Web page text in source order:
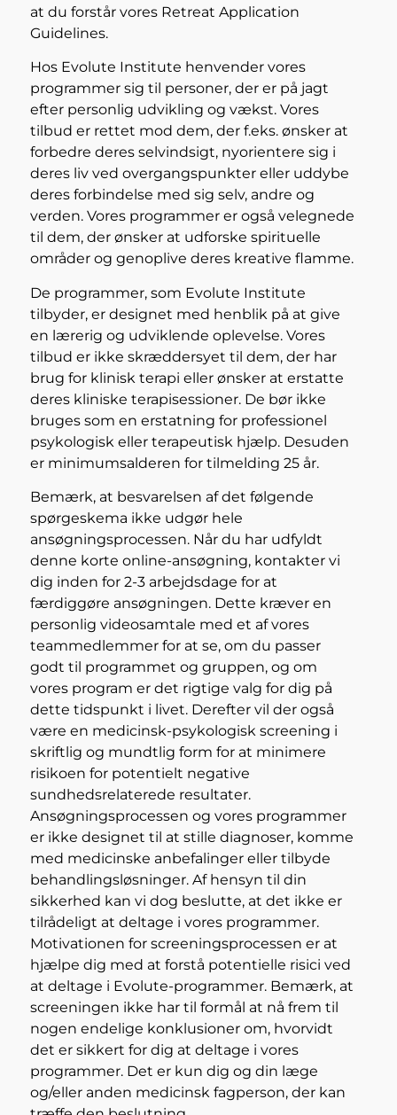
at du forstår vores Retreat Application
Guidelines.
Hos Evolute Institute henvender vores
programmer sig til personer, der er på jagt
efter personlig udvikling og vækst. Vores
tilbud er rettet mod dem, der f.eks. ønsker at
forbedre deres selvindsigt, nyorientere sig i
deres liv ved overgangspunkter eller uddybe
deres forbindelse med sig selv, andre og
verden. Vores programmer er også velegnede
til dem, der ønsker at udforske spirituelle
områder og genoplive deres kreative flamme.
De programmer, som Evolute Institute
tilbyder, er designet med henblik på at give
en lærerig og udviklende oplevelse. Vores
tilbud er ikke skræddersyet til dem, der har
brug for klinisk terapi eller ønsker at erstatte
deres kliniske terapisessioner. De bør ikke
bruges som en erstatning for professionel
psykologisk eller terapeutisk hjælp. Desuden
er minimumsalderen for tilmelding 25 år.
Bemærk, at besvarelsen af det følgende
spørgeskema ikke udgør hele
ansøgningsprocessen. Når du har udfyldt
denne korte online-ansøgning, kontakter vi
dig inden for 2-3 arbejdsdage for at
færdiggøre ansøgningen. Dette kræver en
personlig videosamtale med et af vores
teammedlemmer for at se, om du passer
godt til programmet og gruppen, og om
vores program er det rigtige valg for dig på
dette tidspunkt i livet. Derefter vil der også
være en medicinsk-psykologisk screening i
skriftlig og mundtlig form for at minimere
risikoen for potentielt negative
sundhedsrelaterede resultater.
Ansøgningsprocessen og vores programmer
er ikke designet til at stille diagnoser, komme
med medicinske anbefalinger eller tilbyde
behandlingsløsninger. Af hensyn til din
sikkerhed kan vi dog beslutte, at det ikke er
tilrådeligt at deltage i vores programmer.
Motivationen for screeningsprocessen er at
hjælpe dig med at forstå potentielle risici ved
at deltage i Evolute-programmer. Bemærk, at
screeningen ikke har til formål at nå frem til
nogen endelige konklusioner om, hvorvidt
det er sikkert for dig at deltage i vores
programmer. Det er kun dig og din læge
og/eller anden medicinsk fagperson, der kan